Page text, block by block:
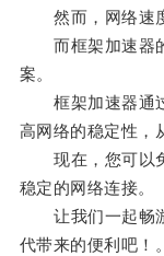
然而，网络速度
而框架加速器的
案。
框架加速器通过
高网络的稳定性，
现在，您可以免
稳定的网络连接。
让我们一起畅游
代带来的便利吧！。